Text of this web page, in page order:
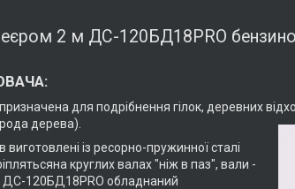
2 м ДС-120БД18PRO
для подрібнення гілок, деревних
дерева).
із ресорно-пружинної сталі
круглих валах "ніж в паз", вали -
ДС-120БД18PRO обладнаний